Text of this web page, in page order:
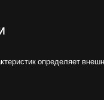
определяет